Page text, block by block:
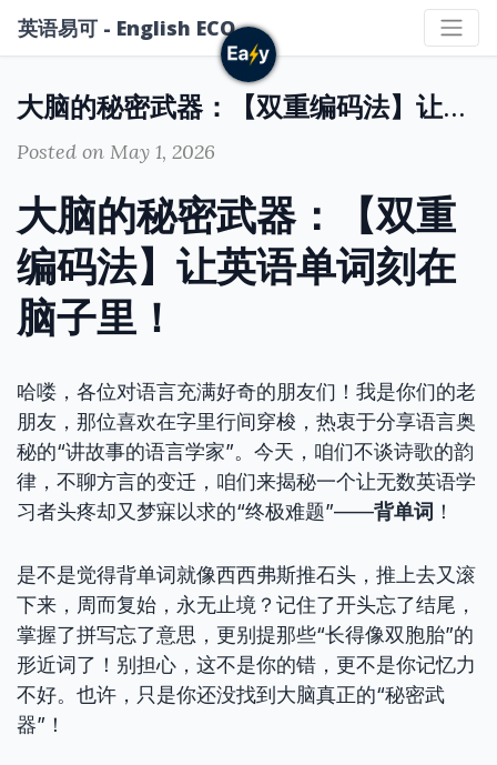
英语易可 - English ECO
大脑的秘密武器：【双重编码法】让英语单词刻在脑子里！
Posted on May 1, 2026
大脑的秘密武器：【双重
编码法】让英语单词刻在
脑子里！
哈喽，各位对语言充满好奇的朋友们！我是你们的老
朋友，那位喜欢在字里行间穿梭，热衷于分享语言奥
秘的“讲故事的语言学家”。今天，咱们不谈诗歌的韵
律，不聊方言的变迁，咱们来揭秘一个让无数英语学
习者头疼却又梦寐以求的“终极难题”——背单词 ！
是不是觉得背单词就像西西弗斯推石头，推上去又滚
下来，周而复始，永无止境？记住了开头忘了结尾，
掌握了拼写忘了意思，更别提那些“长得像双胞胎”的
形近词了！别担心，这不是你的错，更不是你记忆力
不好。也许，只是你还没找到大脑真正的“秘密武
器”！